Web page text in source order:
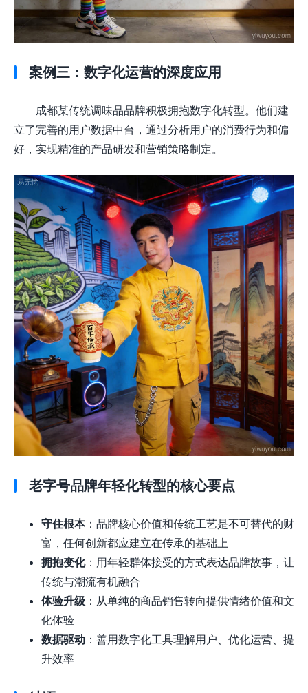
案例三：数字化运营的深度应用
成都某传统调味品品牌积极拥抱数字化转型。他们建
立了完善的用户数据中台，通过分析用户的消费行为和偏
好，实现精准的产品研发和营销策略制定。
老字号品牌年轻化转型的核心要点
守住根本：品牌核心价值和传统工艺是不可替代的财
富，任何创新都应建立在传承的基础上
拥抱变化：用年轻群体接受的方式表达品牌故事，让
传统与潮流有机融合
体验升级 ：从单纯的商品销售转向提供情绪价值和文
化体验
数据驱动 ：善用数字化工具理解用户、优化运营、提
升效率